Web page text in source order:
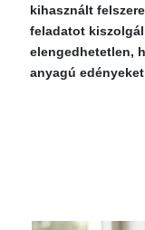
kihasznált
feladatot
elengedhetetlen,
anyagú